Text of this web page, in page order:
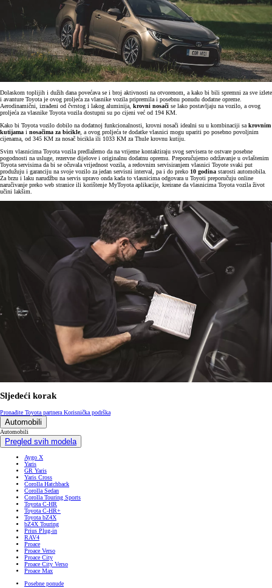
Dolaskom toplijih i dužih dana povećava se i broj aktivnosti na otvorenom, a kako bi bili spremni za sve izlete
i avanture Toyota je ovog proljeća za vlasnike vozila pripremila i posebnu ponudu dodatne opreme.
Aerodinamični, izrađeni od čvrstog i lakog aluminija, krovni nosači se lako postavljaju na vozilo, a ovog
proljeća za vlasnike Toyota vozila dostupni su po cijeni već od 194 KM.
Kako bi Toyota vozilo dobilo na dodatnoj funkcionalnosti, krovni nosači idealni su u kombinaciji sakrovnim
kutijama i nosačima za bicikle, a ovog proljeća te dodatke vlasnici mogu upariti po posebno povoljnim
cijenama, od 345 KM za nosač bicikla ili 1033 KM za Thule krovnu kutiju.
Svim vlasnicima Toyota vozila predlažemo da na vrijeme kontaktiraju svog servisera te ostvare posebne
pogodnosti na usluge, rezervne dijelove i originalnu dodatnu opremu. Preporučujemo održavanje u ovlaštenim
Toyota servisima da bi se očuvala vrijednost vozila, a redovnim servisiranjem vlasnici Toyote svaki put
produžuju i garanciju na svoje vozilo za jedan servisni interval, pa i do preko 10 godina starosti automobila.
Za brzu i laku narudžbu na servis upravo onda kada to vlasnicima odgovara u Toyoti preporučuju online
naručivanje preko web stranice ili korištenje MyToyota aplikacije, kreirane da vlasnicima Toyota vozila život
učini lakšim.
Sljedeći korak
Pronađite Toyota partnera Korisnička podrška
Automobili
Automobili
Pregled svih modela
Aygo X
Yaris
GR Yaris
Yaris Cross
Corolla Hatchback
Corolla Sedan
Corolla Touring Sports
Toyota C-HR
Toyota C-HR+
Toyota bZ4X
bZ4X Touring
Prius Plug-in
RAV4
Proace
Proace Verso
Proace City
Proace City Verso
Proace Max
Posebne ponude